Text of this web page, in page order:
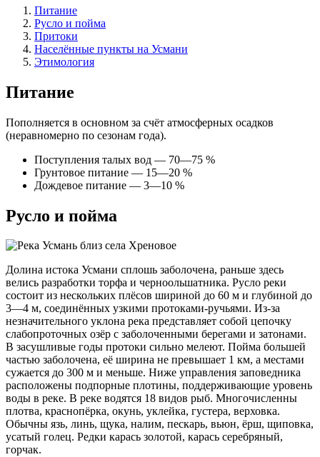
Питание
Русло и пойма
Притоки
Населённые пункты на Усмани
Этимология
Питание
Пополняется в основном за счёт атмосферных осадков
(неравномерно по сезонам года).
Поступления талых вод — 70—75 %
Грунтовое питание — 15—20 %
Дождевое питание — 3—10 %
Русло и пойма
Долина истока Усмани сплошь заболочена, раньше здесь
велись разработки торфа и черноольшатника. Русло реки
состоит из нескольких плёсов шириной до 60 м и глубиной до
3—4 м, соединённых узкими протоками-ручьями. Из-за
незначительного уклона река представляет собой цепочку
слабопроточных озёр с заболоченными берегами и затонами.
В засушливые годы протоки сильно мелеют. Пойма большей
частью заболочена, её ширина не превышает 1 км, а местами
сужается до 300 м и меньше. Ниже управления заповедника
расположены подпорные плотины, поддерживающие уровень
воды в реке. В реке водятся 18 видов рыб. Многочисленны
плотва, краснопёрка, окунь, уклейка, густера, верховка.
Обычны язь, линь, щука, налим, пескарь, вьюн, ёрш, щиповка,
усатый голец. Редки карась золотой, карась серебряный,
горчак.